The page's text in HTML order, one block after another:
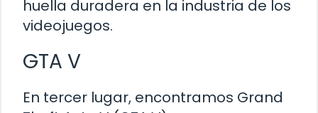
huella duradera en la industria de los
videojuegos.
GTA V
En tercer lugar, encontramos Grand